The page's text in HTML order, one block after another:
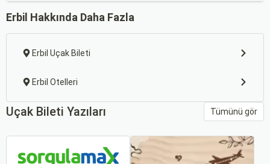
Erbil Hakkında Daha Fazla
Erbil Uçak Bileti
Erbil Otelleri
Uçak Bileti Yazıları Tümünü gör